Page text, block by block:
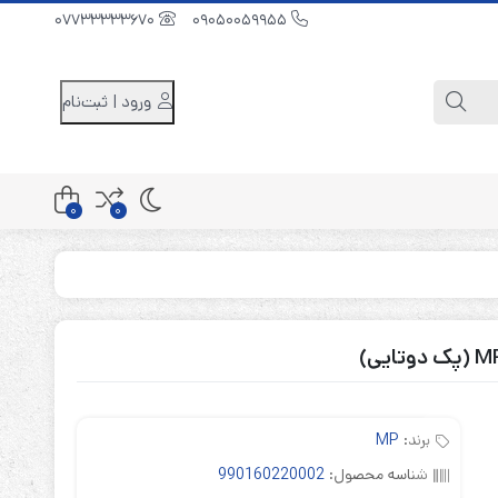
ورود | ثبت‌نام
کابینت باتری 48 ولت
کابینت باتری 96 ولت
کابینت باتری 240 ولت
0
0
برند: MP
شناسه محصول: 990160220002